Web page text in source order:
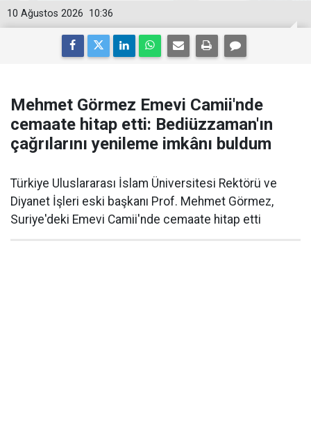
10:36
10 Ağustos 2026
Mehmet Görmez Emevi Camii'nde
cemaate hitap etti: Bediüzzaman'ın
çağrılarını yenileme imkânı buldum
Türkiye Uluslararası İslam Üniversitesi Rektörü ve
Diyanet İşleri eski başkanı Prof. Mehmet Görmez,
Suriye'deki Emevi Camii'nde cemaate hitap etti